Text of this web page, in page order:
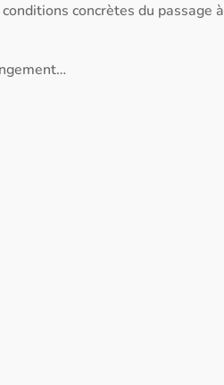
concrètes du passage à